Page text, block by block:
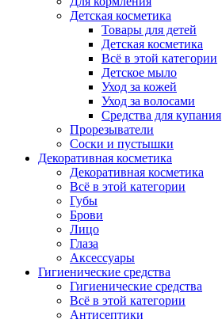
Детская косметика
Товары для детей
Детская косметика
Всё в этой категории
Детское мыло
Уход за кожей
Уход за волосами
Средства для купания
Прорезыватели
Соски и пустышки
Декоративная косметика
Декоративная косметика
Всё в этой категории
Губы
Брови
Лицо
Глаза
Аксессуары
Гигиенические средства
Гигиенические средства
Всё в этой категории
Антисептики